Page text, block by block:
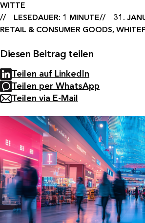
WITTE
LESEDAUER: 1 MINUTE
31.
RETAIL & CONSUMER GOODS,
Diesen Beitrag teilen
Teilen auf LinkedIn
Teilen per WhatsApp
Teilen via E-Mail